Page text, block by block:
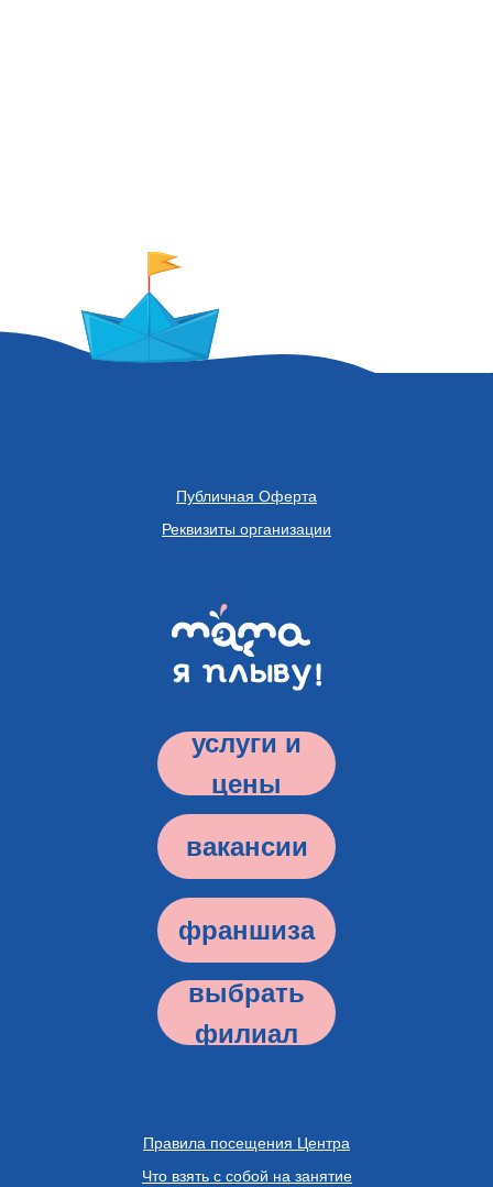
Реквизиты организации
Публичная Оферта
услуги и
цены
франшиза
вакансии
выбрать
филиал
Правила посещения Центра
Что взять с собой на занятие